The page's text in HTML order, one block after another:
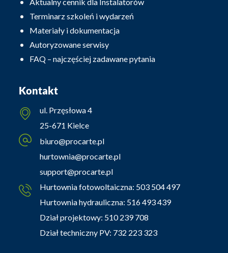
Terminarz szkoleń i wydarzeń
Materiały i dokumentacja
Autoryzowane serwisy
FAQ – najczęściej zadawane pytania
Kontakt
ul. Przęsłowa 4
25-671 Kielce
biuro@procarte.pl
hurtownia@procarte.pl
support@procarte.pl
Hurtownia fotowoltaiczna: 503 504 497
Hurtownia hydrauliczna: 516 493 439
Dział projektowy: 510 239 708
Dział techniczny PV: 732 223 323